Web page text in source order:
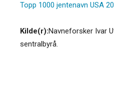
Topp 1000 jentenavn USA
Kilde(r):Navneforsker Ivar
sentralbyrå.